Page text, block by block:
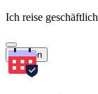
Ich reise geschäftlich
Suchen